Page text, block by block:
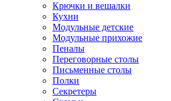
Крючки и вешалки
Кухни
Модульные детские
Модульные прихожие
Пеналы
Переговорные столы
Письменные столы
Полки
Секретеры